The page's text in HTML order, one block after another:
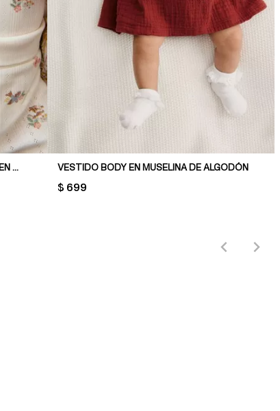
CONJUNTO ESTAMPADO DE 2 PIEZAS EN ALGODÓN VESTIDO BODY EN MUSELINA DE ALGODÓN
PRICE:
$ 699